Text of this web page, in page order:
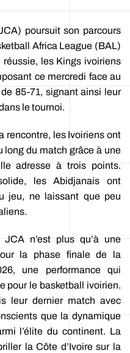
poursuit son parcours
Africa League (BAL)
les Kings ivoiriens
ce mercredi face au
85-71, signant ainsi leur
le tournoi.
rencontre, les Ivoiriens ont
long du match grâce à une
adresse à trois points.
les Abidjanais ont
jeu, ne laissant que peu
n’est plus qu’à une
la phase finale de la
une performance qui
pour le basketball ivoirien.
leur dernier match avec
que la dynamique
l’élite du continent. La
la Côte d’Ivoire sur la